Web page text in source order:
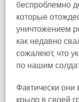
беспроблемно
которые
уничтожением
как недавно
сожалеют, что
по нашим
Фактически
крыло в своей